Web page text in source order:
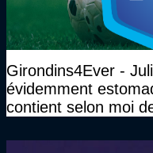
Girondins4Ever -
évidemment
contient selon moi
plan juridique"